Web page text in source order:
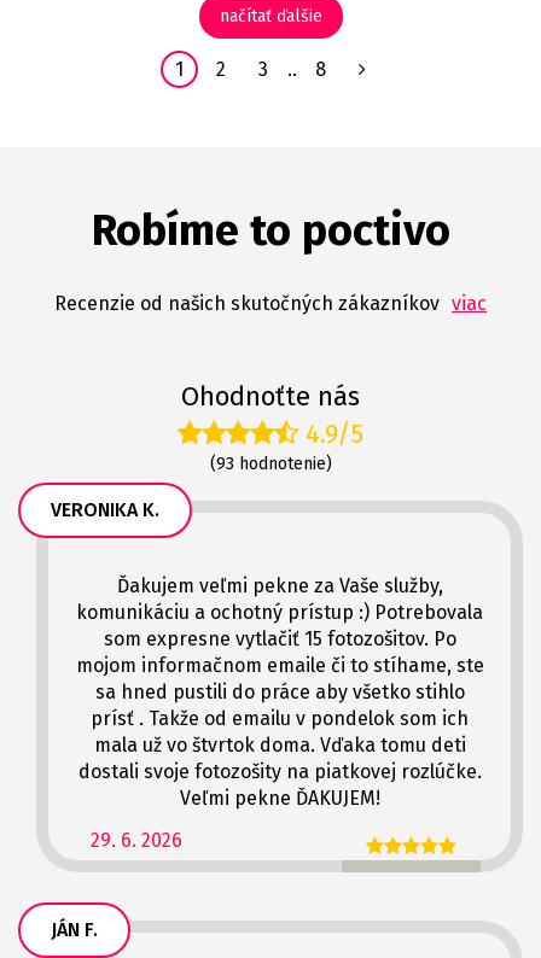
načítať ďalšie
1 2 3 .. 8
Robíme to poctivo
Recenzie od našich skutočných zákazníkov viac
Ohodnoťte nás
4.9/5
(93 hodnotenie)
VERONIKA K.
29. 6. 2026
Ďakujem veľmi pekne za Vaše služby,
komunikáciu a ochotný prístup :) Potrebovala
som expresne vytlačiť 15 fotozošitov. Po
mojom informačnom emaile či to stíhame, ste
sa hned pustili do práce aby všetko stihlo
prísť . Takže od emailu v pondelok som ich
mala už vo štvrtok doma. Vďaka tomu deti
dostali svoje fotozošity na piatkovej rozlúčke.
Veľmi pekne ĎAKUJEM!
JÁN F.